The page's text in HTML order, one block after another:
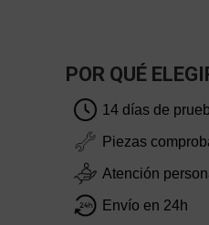
POR QUÉ
14 días de
Piezas
Atención
Envío en 24h